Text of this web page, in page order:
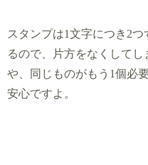
スタンプは1文字につき2つ
るので、片方をなくしてし
や、同じものがもう1個必
安心ですよ。